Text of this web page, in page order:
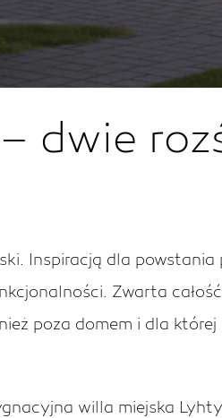
dwie
Inspiracją dla powstania
Zwarta
poza domem i dla której
willa miejska